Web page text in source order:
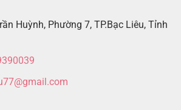
Huỳnh, Phường 7, TP.Bạc Liêu, Tỉnh